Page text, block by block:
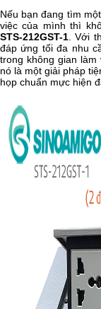
Nếu bạn đang tìm
việc của mình thì
STS-212GST-1 . Với
đáp ứng tối đa nhu
trong không gian làm
nó là một giải pháp
họp chuẩn mực hiện